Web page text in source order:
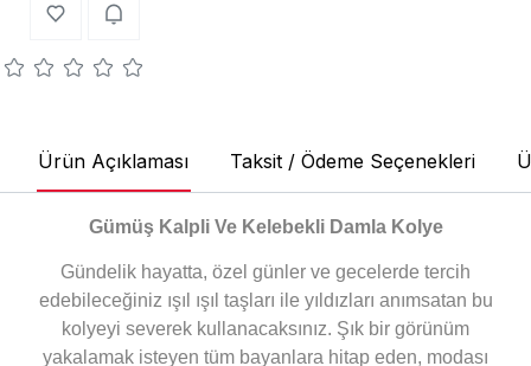
Ürün Açıklaması Taksit / Ödeme Seçenekleri
Gümüş Kalpli Ve Kelebekli Damla Kolye
Gündelik hayatta, özel günler ve gecelerde tercih
edebileceğiniz ışıl ışıl taşları ile yıldızları anımsatan bu
kolyeyi severek kullanacaksınız. Şık bir görünüm
yakalamak isteyen tüm bayanlara hitap eden, modası